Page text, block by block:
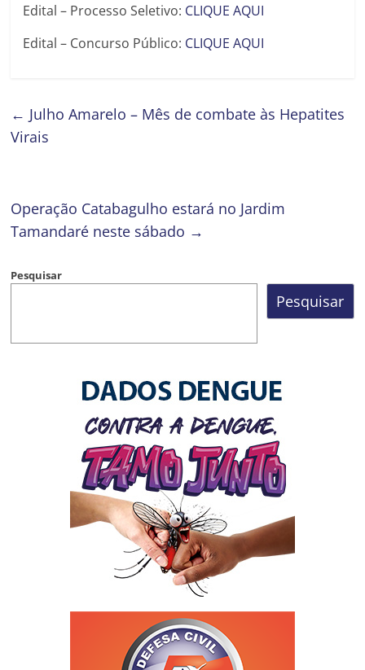
Edital – Processo Seletivo: CLIQUE AQUI
Edital – Concurso Público: CLIQUE AQUI
← Julho Amarelo – Mês de combate às Hepatites
Virais
Operação Catabagulho estará no Jardim
Tamandaré neste sábado →
Pesquisar
Pesquisar